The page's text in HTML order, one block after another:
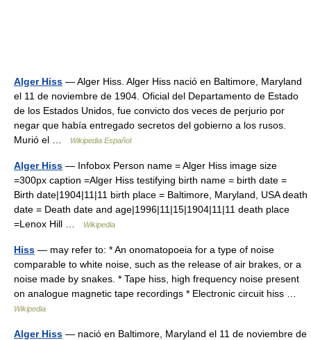
Alger Hiss — Alger Hiss. Alger Hiss nació en Baltimore, Maryland
el 11 de noviembre de 1904. Oficial del Departamento de Estado
de los Estados Unidos, fue convicto dos veces de perjurio por
negar que había entregado secretos del gobierno a los rusos.
Murió el …
Wikipedia Español
Alger Hiss — Infobox Person name = Alger Hiss image size
=300px caption =Alger Hiss testifying birth name = birth date =
Birth date|1904|11|11 birth place = Baltimore, Maryland, USA death
date = Death date and age|1996|11|15|1904|11|11 death place
=Lenox Hill …
Wikipedia
Hiss — may refer to: * An onomatopoeia for a type of noise
comparable to white noise, such as the release of air brakes, or a
noise made by snakes. * Tape hiss, high frequency noise present
on analogue magnetic tape recordings * Electronic circuit hiss …
Wikipedia
Alger Hiss — nació en Baltimore, Maryland el 11 de noviembre de